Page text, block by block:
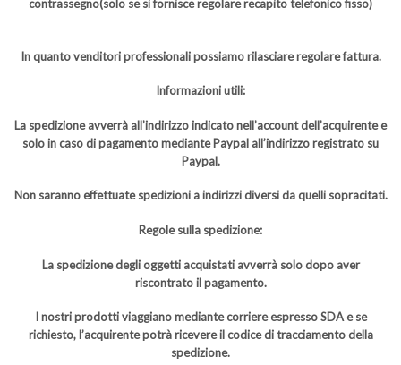
contrassegno(solo se si fornisce regolare recapito telefonico fisso)
In quanto venditori professionali possiamo rilasciare regolare fattura.
Informazioni utili:
La spedizione avverrà all’indirizzo indicato nell’account dell’acquirente e
solo in caso di pagamento mediante Paypal all’indirizzo registrato su
Paypal.
Non saranno effettuate spedizioni a indirizzi diversi da quelli sopracitati.
Regole sulla spedizione:
La spedizione degli oggetti acquistati avverrà solo dopo aver
riscontrato il pagamento.
I nostri prodotti viaggiano mediante corriere espresso SDA e se
richiesto, l’acquirente potrà ricevere il codice di tracciamento della
spedizione.